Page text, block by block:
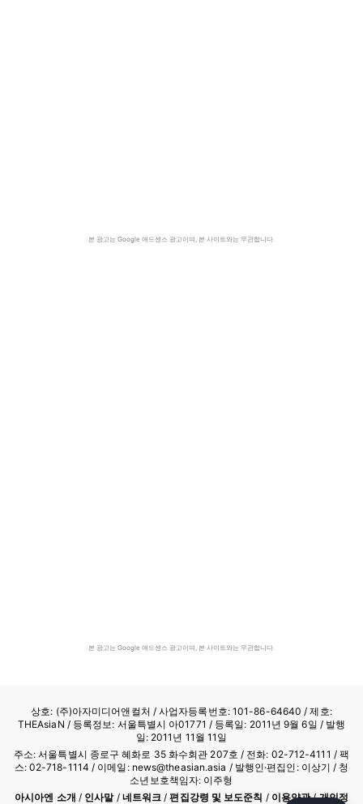
본 광고는 Google 애드센스 광고이며, 본 사이트와는 무관합니다.
본 광고는 Google 애드센스 광고이며, 본 사이트와는 무관합니다.
상호: (주)아자미디어앤컬처 /사업자등록번호: 101-86-64640 / 제호:
THEAsiaN / 등록정보: 서울특별시 아01771 / 등록일: 2011년 9월 6일 / 발행
일: 2011년 11월 11일
주소: 서울특별시 종로구 혜화로 35 화수회관 207호 / 전화: 02-712-4111 / 팩
스: 02-718-1114 / 이메일: news@theasian.asia / 발행인·편집인: 이상기 / 청
소년보호책임자: 이주형
아시아엔 소개 / 인사말/ 네트워크 /편집강령 및 보도준칙 / 이용약관/개인정